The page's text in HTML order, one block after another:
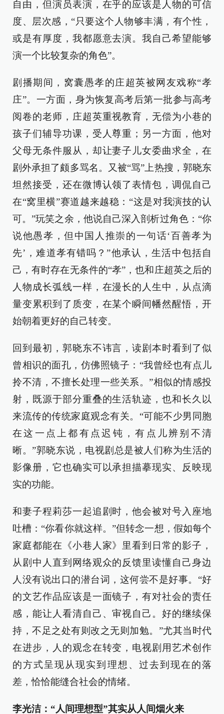
自由，但演员表演，在乎的应该是人物的可信
度、层次感，“只要这个人物够丰满，有个性，
或是有厚度，我都愿意去演。我自己希望能够
演一个比较复杂的角色”。
剧播期间，窝囊愚孝的庄超英被网友戏称“孝
庄”。一方面，身为恢复高考后第一批参与高考
阅卷的老师，庄超英重视教育，无偿为小巷的
孩子们辅导功课，受人尊重；另一方面，他对
父母无条件服从，却让妻子儿女委曲求全，在
剧外承担了颇多骂名。又被“骂”上热搜，郭晓东
坦然接受，还在微博认领了表情包，调侃自己
在“窝里横”赛道越来越稳：“这是对我演技的认
可。”玩笑之余，他说自己深入剖析过角色：“你
说他愚孝，但中国人推崇的一句话‘百善孝为
先’，难道孝有错吗？”他承认，生活中包括自
己，有时存在无条件的“孝”，也和庄超英之后的
人物成长弧线一样，在漫长的人生中，从点滴
量变累积到了质变，在某个瞬间幡然醒悟，开
始朝着更好的自己转变。
回到最初，郭晓东不讳言，读剧本时看到了似
曾相识的面孔，仿佛照镜子：“我曾经也有点儿
拎不清，不擅长处理一些关系。”相似的情感投
射，既源于部分重叠的生活轨迹，也和长久以
来流传的传统家庭观念有关。“可能不少男同胞
在这一点上都有点迟钝，有点儿辨别不清
晰。”郭晓东说，电视剧总是被人们称为生活的
影像册，它也确实可以承担描摹现实、反映现
实的功能。
和妻子程莉莎一起追剧时，他会被对号入座地
吐槽：“你看你就这样。”但转念一想，假如每个
家庭都能在《小巷人家》里看到日常的影子，
从剧中人直到网络观众的反馈里读懂自己身边
人没有说出口的潜台词，这何尝不是好事。“好
的文艺作品应该是一面镜子，有对社会的责任
感，能让人看清自己、审视自己。好的继续保
持，不足之处有则改之无则加勉。”尤其当时代
在进步，人的观念在转变，电视剧用艺术创作
的方式呈现从现实到理想、过去到现在的落
差，恰恰能缝合社会的情绪。
李光洁：“人间理想型”其实从人间烟火来